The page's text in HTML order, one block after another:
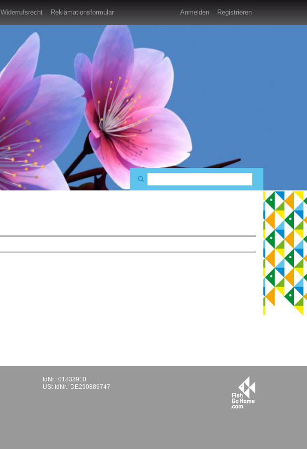
Widerrufsrecht Reklamationsformular Anmelden Registrieren
IdNr.: 01833910
USt-IdNr.: DE290889747